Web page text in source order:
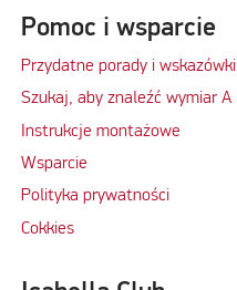
Pomoc i wsparcie
Przydatne porady i wskazówki
Szukaj, aby znaleźć wymiar A
Instrukcje montażowe
Wsparcie
Polityka prywatności
Cokkies